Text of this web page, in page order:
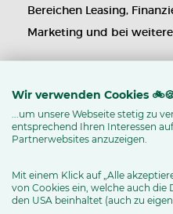
Bereichen Leasing,
Marketing und bei
Wir verwenden Cookies
...um unsere Webseite stetig zu
entsprechend Ihren Interessen
Partnerwebsites anzuzeigen.
Mit einem Klick auf „Alle
von Cookies ein, welche auch
den USA beinhaltet (auch zu